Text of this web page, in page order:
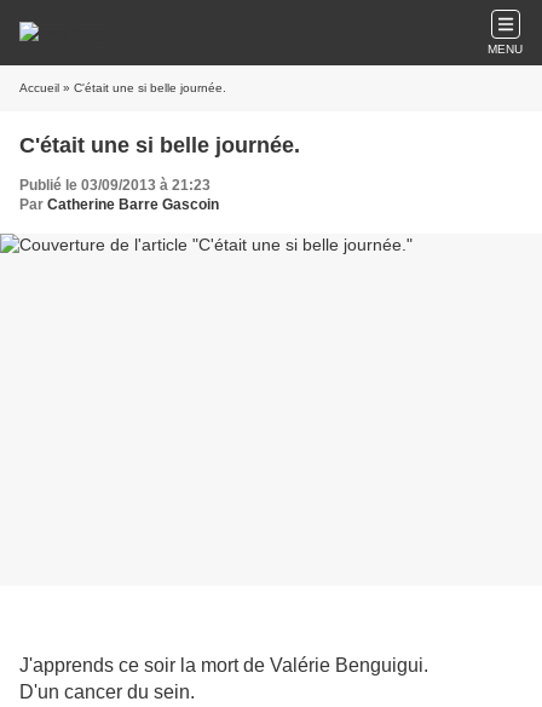
MENU
Accueil » C'était une si belle journée.
C'était une si belle journée.
Publié le 03/09/2013 à 21:23
Par Catherine Barre Gascoin
J'apprends ce soir la mort de Valérie Benguigui.
D'un cancer du sein.